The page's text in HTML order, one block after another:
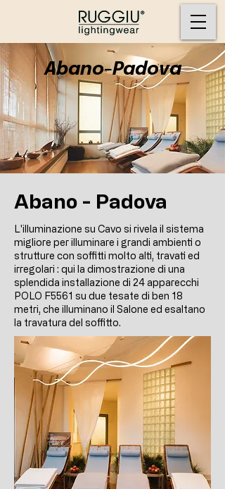
Abano-Padova
Abano - Padova
L'illuminazione su Cavo si rivela il sistema
migliore per illuminare i grandi ambienti o
strutture con soffitti molto alti, travati ed
irregolari : qui la dimostrazione di una
splendida installazione di 24 apparecchi
POLO F5561 su due tesate di ben 18
metri, che illuminano il Salone ed esaltano
la travatura del soffitto.